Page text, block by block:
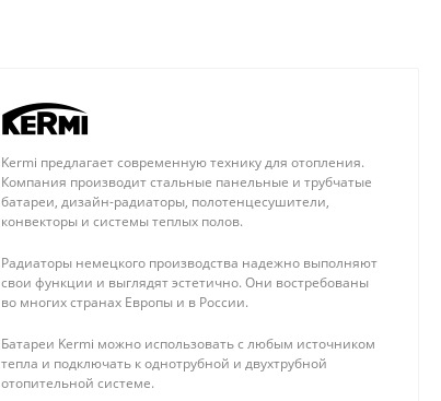
Kermi предлагает современную технику для отопления.
Компания производит стальные панельные и трубчатые
батареи, дизайн-радиаторы, полотенцесушители,
конвекторы и системы теплых полов.
Радиаторы немецкого производства надежно выполняют
свои функции и выглядят эстетично. Они востребованы
во многих странах Европы и в России.
Батареи Kermi можно использовать с любым источником
тепла и подключать к однотрубной и двухтрубной
отопительной системе.